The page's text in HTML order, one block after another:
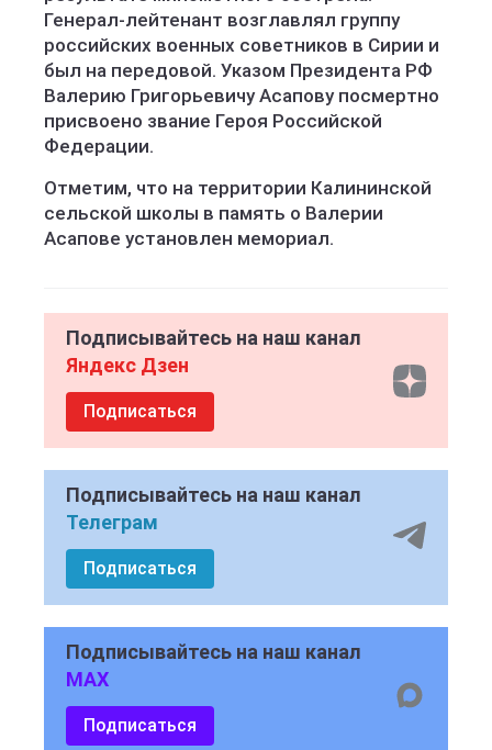
Генерал-лейтенант возглавлял группу
российских военных советников в Сирии и
был на передовой. Указом Президента РФ
Валерию Григорьевичу Асапову посмертно
присвоено звание Героя Российской
Федерации.
Отметим, что на территории Калининской
сельской школы в память о Валерии
Асапове установлен мемориал.
Подписывайтесь на наш канал
Яндекс Дзен
Подписаться
Подписывайтесь на наш канал
Телеграм
Подписаться
Подписывайтесь на наш канал
MAX
Подписаться